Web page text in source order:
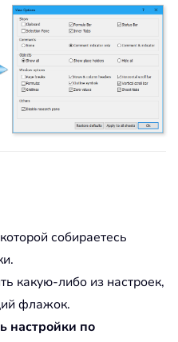
собираетесь
какую-либо из настроек,
флажок.
настройки по